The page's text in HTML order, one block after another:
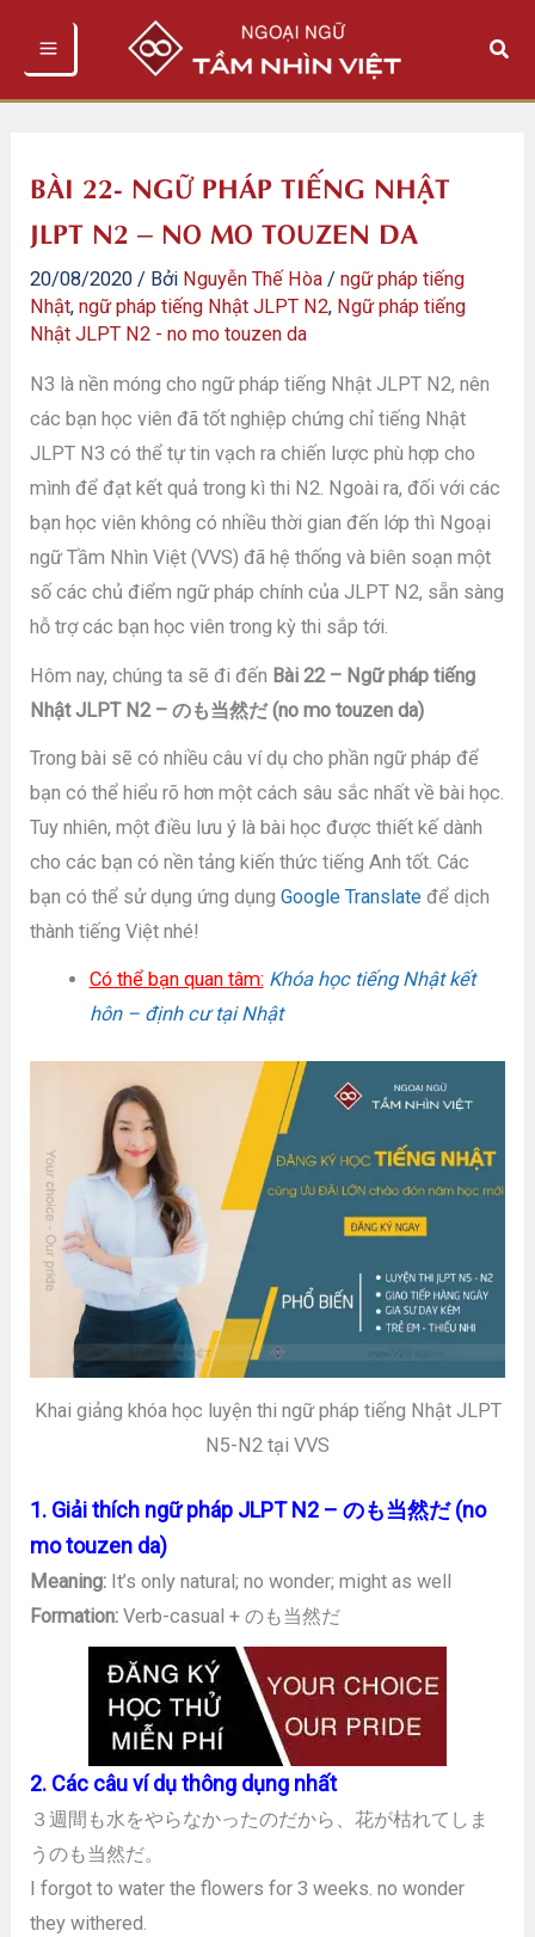
Tìm
BÀI 22- NGỮ PHÁP TIẾNG NHẬT
JLPT N2 – NO MO TOUZEN DA
20/08/2020 / Bởi Nguyễn Thế Hòa /ngữ pháp tiếng
Nhật,ngữ pháp tiếng Nhật JLPT N2, Ngữ pháp tiếng
Nhật JLPT N2 - no mo touzen da
N3 là nền móng cho ngữ pháp tiếng Nhật JLPT N2, nên
các bạn học viên đã tốt nghiệp chứng chỉ tiếng Nhật
JLPT N3 có thể tự tin vạch ra chiến lược phù hợp cho
mình để đạt kết quả trong kì thi N2. Ngoài ra, đối với các
bạn học viên không có nhiều thời gian đến lớp thì Ngoại
ngữ Tầm Nhìn Việt (VVS) đã hệ thống và biên soạn một
số các chủ điểm ngữ pháp chính của JLPT N2, sẵn sàng
hỗ trợ các bạn học viên trong kỳ thi sắp tới.
Hôm nay, chúng ta sẽ đi đến Bài 22 – Ngữ pháp tiếng
Nhật JLPT N2 – のも当然だ (no mo touzen da)
Trong bài sẽ có nhiều câu ví dụ cho phần ngữ pháp để
bạn có thể hiểu rõ hơn một cách sâu sắc nhất về bài học.
Tuy nhiên, một điều lưu ý là bài học được thiết kế dành
cho các bạn có nền tảng kiến thức tiếng Anh tốt. Các
bạn có thể sử dụng ứng dụngGoogle Translate để dịch
thành tiếng Việt nhé!
Có thể bạn quan tâm: Khóa học tiếng Nhật kết
hôn – định cư tại Nhật
Khai giảng khóa học luyện thi ngữ pháp tiếng Nhật JLPT
N5-N2 tại VVS
1. Giải thích ngữ pháp JLPT N2 – のも当然だ (no
mo touzen da)
Meaning: It’s only natural; no wonder; might as well
Formation: Verb-casual + のも当然だ
2. Các câu ví dụ thông dụng nhất
３週間も水をやらなかったのだから、花が枯れてしま
うのも当然だ。
I forgot to water the flowers for 3 weeks. no wonder
they withered.